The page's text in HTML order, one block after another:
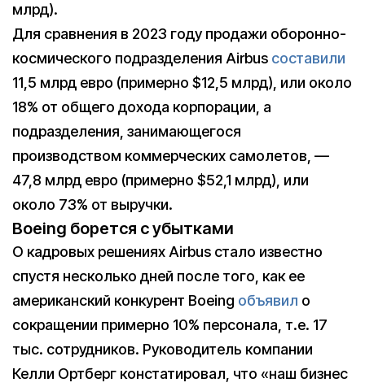
млрд).
Для сравнения в 2023 году продажи оборонно-
космического подразделения Airbus составили
11,5 млрд евро (примерно $12,5 млрд), или около
18% от общего дохода корпорации, а
подразделения, занимающегося
производством коммерческих самолетов, —
47,8 млрд евро (примерно $52,1 млрд), или
около 73% от выручки.
Boeing борется с убытками
О кадровых решениях Airbus стало известно
спустя несколько дней после того, как ее
американский конкурент Boeing объявил о
сокращении примерно 10% персонала, т.е. 17
тыс. сотрудников. Руководитель компании
Келли Ортберг констатировал, что «наш бизнес